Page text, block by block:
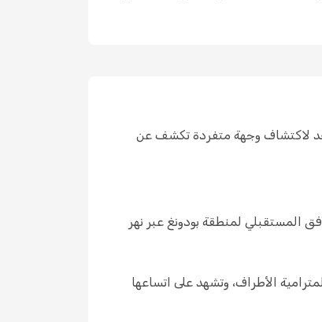
لاكتشاف وجهة متفردة تكشف عن
المستقبلي لمنطقة بودونغ عبر نهر
الأطراف، وتشهد على اتساعها